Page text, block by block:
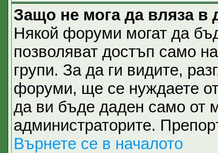
Защо не мога да вляза
Някой форуми могат да
позволяват достъп само
групи. За да ги видите,
форуми, ще се нуждаете
да ви бъде даден само от
администраторите.
Върнете се в началото